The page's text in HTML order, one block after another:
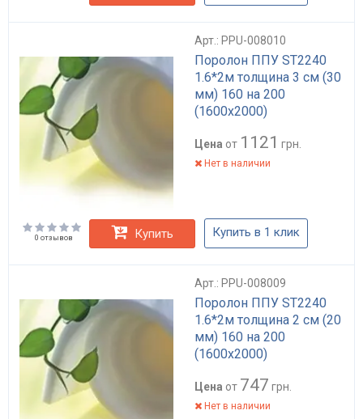
Арт.: PPU-008010
Поролон ППУ ST2240
1.6*2м толщина 3 см (30
мм) 160 на 200
(1600х2000)
Цена от 1121 грн.
Нет в наличии
0 отзывов Купить Купить в 1 клик
Арт.: PPU-008009
Поролон ППУ ST2240
1.6*2м толщина 2 см (20
мм) 160 на 200
(1600х2000)
Цена от 747 грн.
Нет в наличии